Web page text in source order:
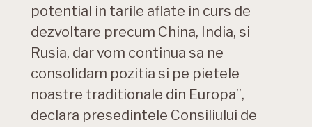
potential in tarile aflate in curs de
dezvoltare precum China, India, si
Rusia, dar vom continua sa ne
consolidam pozitia si pe pietele
noastre traditionale din Europa”,
declara presedintele Consiliului de